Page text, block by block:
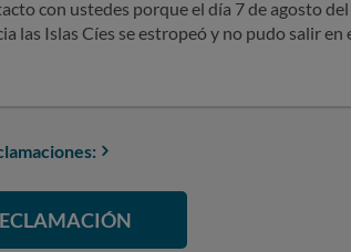
las Islas Cíes se estropeó y no pudo salir